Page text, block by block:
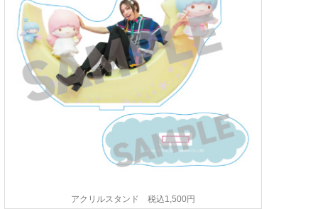
アクリルスタンド 税込1,500円